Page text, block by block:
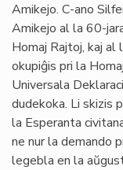
Amikejo. C-ano
Amikejo al la 60-
Homaj Rajtoj, kaj al
okupiĝis pri la
Universala
dudekoka. Li skizis
la Esperanta
ne nur la demando
legebla en la